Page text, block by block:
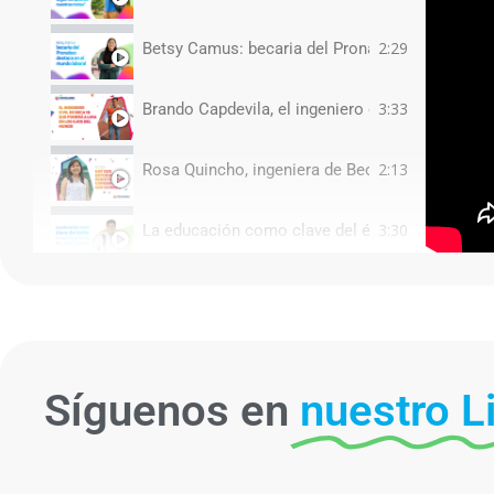
Betsy Camus: becaria del Pronabec destaca en
2:29
Brando Capdevila, el ingeniero de Beca 18 que
3:33
Rosa Quincho, ingeniera de Beca 18 trabaja
2:13
La educación como clave del éxito: la
3:30
Síguenos en nuestro